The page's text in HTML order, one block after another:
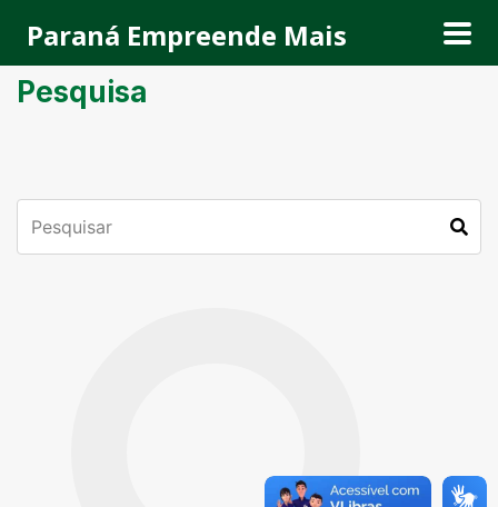
Paraná Empreende Mais
Pesquisa